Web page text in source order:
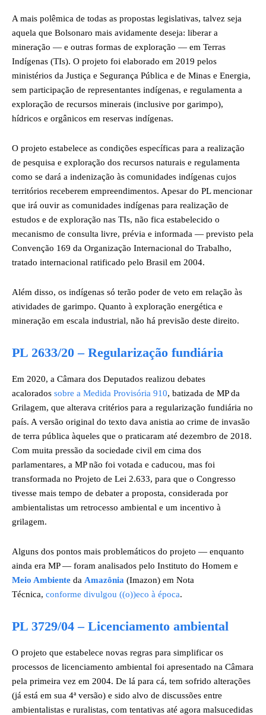
A mais polêmica de todas as propostas legislativas, talvez seja
aquela que Bolsonaro mais avidamente deseja: liberar a
mineração — e outras formas de exploração — em Terras
Indígenas (TIs). O projeto foi elaborado em 2019 pelos
ministérios da Justiça e Segurança Pública e de Minas e Energia,
sem participação de representantes indígenas, e regulamenta a
exploração de recursos minerais (inclusive por garimpo),
hídricos e orgânicos em reservas indígenas.
O projeto estabelece as condições específicas para a realização
de pesquisa e exploração dos recursos naturais e regulamenta
como se dará a indenização às comunidades indígenas cujos
territórios receberem empreendimentos. Apesar do PL mencionar
que irá ouvir as comunidades indígenas para realização de
estudos e de exploração nas TIs, não fica estabelecido o
mecanismo de consulta livre, prévia e informada — previsto pela
Convenção 169 da Organização Internacional do Trabalho,
tratado internacional ratificado pelo Brasil em 2004.
Além disso, os indígenas só terão poder de veto em relação às
atividades de garimpo. Quanto à exploração energética e
mineração em escala industrial, não há previsão deste direito.
PL 2633/20 – Regularização fundiária
Em 2020, a Câmara dos Deputados realizou debates
acalorados sobre a Medida Provisória 910, batizada de MP da
Grilagem, que alterava critérios para a regularização fundiária no
país. A versão original do texto dava anistia ao crime de invasão
de terra pública àqueles que o praticaram até dezembro de 2018.
Com muita pressão da sociedade civil em cima dos
parlamentares, a MP não foi votada e caducou, mas foi
transformada no Projeto de Lei 2.633, para que o Congresso
tivesse mais tempo de debater a proposta, considerada por
ambientalistas um retrocesso ambiental e um incentivo à
grilagem.
Alguns dos pontos mais problemáticos do projeto — enquanto
ainda era MP — foram analisados pelo Instituto do Homem e
Meio Ambiente da Amazônia (Imazon) em Nota
Técnica, conforme divulgou ((o))eco à época.
PL 3729/04 – Licenciamento ambiental
O projeto que estabelece novas regras para simplificar os
processos de licenciamento ambiental foi apresentado na Câmara
pela primeira vez em 2004. De lá para cá, tem sofrido alterações
(já está em sua 4ª versão) e sido alvo de discussões entre
ambientalistas e ruralistas, com tentativas até agora malsucedidas